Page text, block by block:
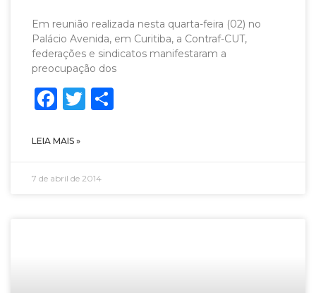
Em reunião realizada nesta quarta-feira (02) no
Palácio Avenida, em Curitiba, a Contraf-CUT,
federações e sindicatos manifestaram a
preocupação dos
Facebook
Twitter
LEIA MAIS »
7 de abril de 2014